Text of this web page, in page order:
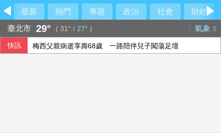
最新 熱門 專題 政治 社會
財經
臺北市 29° ( 31° / 27° ) 氣象
快訊 梅西父親病逝享壽68歲 一路陪伴兒子闖蕩足壇